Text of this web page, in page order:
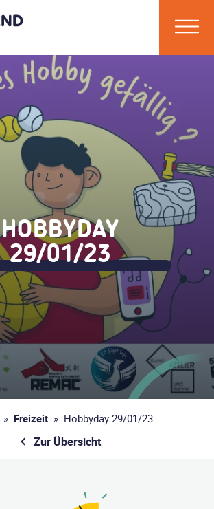
HOBBYDAY
29/01/23
» Freizeit » Hobbyday 29/01/23
Zur Übersicht